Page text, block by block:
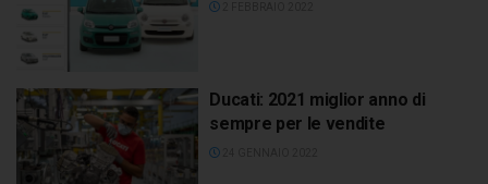
Ducati: 2021 miglior anno di
sempre per le vendite